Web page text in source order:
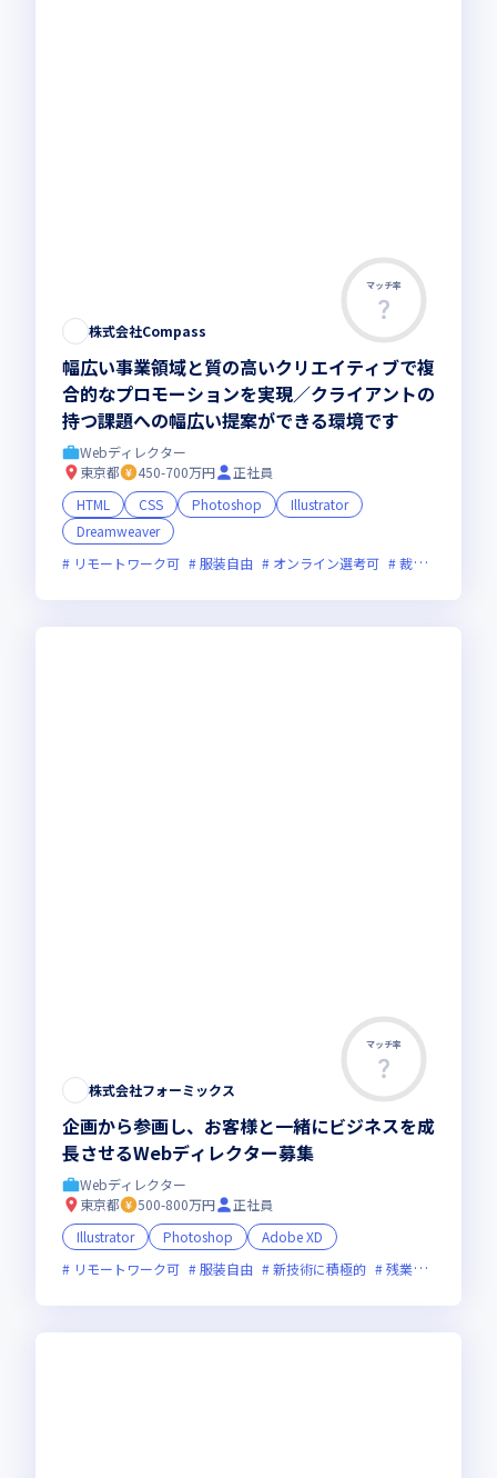
マッチ率
株式会社Compass
幅広い事業領域と質の高いクリエイティブで複
合的なプロモーションを実現／クライアントの
持つ課題への幅広い提案ができる環境です
Webディレクター
東京都
450-700万円
正社員
HTML
CSS Photoshop
Illustrator
Dreamweaver
リモートワーク可
服装自由 オンライン選考可 裁量労働制あり
マッチ率
株式会社フォーミックス
企画から参画し、お客様と一緒にビジネスを成
長させるWebディレクター募集
Webディレクター
東京都
500-800万円
正社員
Illustrator
Photoshop
Adobe XD
リモートワーク可
服装自由 新技術に積極的 残業月20時間未満